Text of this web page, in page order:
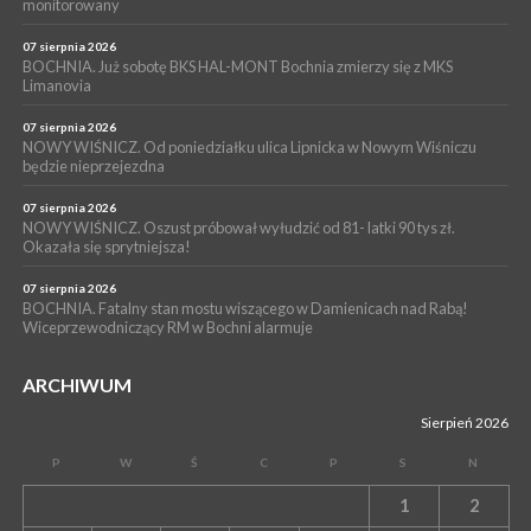
NASZ NEWS. Powstał Komitet Ochrony Ładu
Przestrzennego Miasta Bochnia. To odpowiedź na działania
magistratu
monitorowany
07 sierpnia 2026
BOCHNIA. Już sobotę BKS HAL-MONT Bochnia zmierzy się z MKS
Limanovia
07 sierpnia 2026
NOWY WIŚNICZ. Od poniedziałku ulica Lipnicka w Nowym Wiśniczu
będzie nieprzejezdna
07 sierpnia 2026
NOWY WIŚNICZ. Oszust próbował wyłudzić od 81- latki 90 tys zł.
Okazała się sprytniejsza!
07 sierpnia 2026
BOCHNIA. Fatalny stan mostu wiszącego w Damienicach nad Rabą!
Wiceprzewodniczący RM w Bochni alarmuje
ARCHIWUM
Sierpień 2026
P W Ś C P S N
1 2